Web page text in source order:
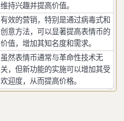
维持兴趣并提高价值。
有效的营销，特别是通过病毒式和
创意方法，可以显著提高表情币的
价值，增加其知名度和需求。
虽然表情币通常与革命性技术无
关，但新功能的实施可以增加其受
欢迎度，从而提高价格。